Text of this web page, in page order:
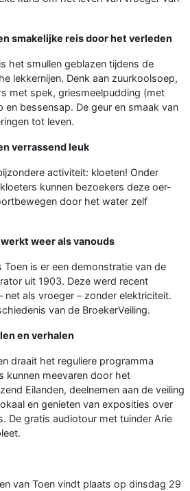
smakelijke reis door het verleden
het smullen geblazen tijdens de
lekkernijen. Denk aan zuurkoolsoep,
met spek, griesmeelpudding (met
bessensap. De geur en smaak van
tot leven.
verrassend leuk
activiteit: kloeten! Onder
kunnen bezoekers deze oer-
door het water zelf
weer als vanouds
Toen is er een demonstratie van de
uit 1903. Deze werd recent
net als vroeger – zonder elektriciteit.
van de BroekerVeiling.
en verhalen
draait het reguliere programma
kunnen meevaren door het
Eilanden, deelnemen aan de veiling
en genieten van exposities over
De gratis audiotour met tuinder Arie
van Toen vindt plaats op dinsdag 29